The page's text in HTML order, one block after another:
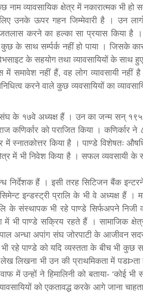
व्यावसायिक क्षेत्र में नकारात्मक भी
उनके ऊपर गहन जिम्मेवारी है । उन
करने का हल्का सा प्रयास किया
के साथ सर्म्पर्क नहीं हो पाया । जिसके
के सहयोग तथा व्यावसायियों के साथ हुए
में समावेश नहीं हैं, वह लोग व्यावसायी
करने वाले कुछ व्यवसायियों का
के १७वे अध्यक्ष हैं । उन का जन्म सन्
कणिर्कार को पराजित किया । कणिर्कार
में स्नातकोत्तर किया है । पाण्डे विशेषतः
में भी निवेश किया है । सफल व्यवसायी के
निर्देशक हैं । इसी तरह सिटिजन बैंक
इन्डस्ट्री प्रालि के भी वे अध्यक्ष हैं ।
के संस्थापक भी रहे पाण्डे सिर्फअपने निजी
में भी पाण्डे सक्रिय रहते हैं । सामाजिक
अन्धा अपांग संघ जोरपाटी के आजीवन
रहे पाण्डे को यदि व्यस्तता के बीच भी कुछ
लिखना भी उन की प्राथमिकता में
में उन्हों ने हिमालिनी को बताया- ‘कोई
को एकतावद्ध करके आगे जाना